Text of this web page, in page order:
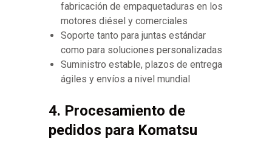
fabricación de empaquetaduras en los
motores diésel y comerciales
Soporte tanto para juntas estándar
como para soluciones personalizadas
Suministro estable, plazos de entrega
ágiles y envíos a nivel mundial
4. Procesamiento de
pedidos para Komatsu